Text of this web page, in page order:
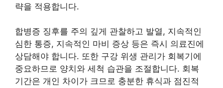
략을 적용합니다.
합병증 징후를 주의 깊게 관찰하고 발열, 지속적인
심한 통증, 지속적인 마비 증상 등은 즉시 의료진에
상담해야 합니다. 또한 구강 위생 관리가 회복기에
중요하므로 양치와 세척 습관을 조절합니다. 회복
기간은 개인 차이가 크므로 충분한 휴식과 점진적